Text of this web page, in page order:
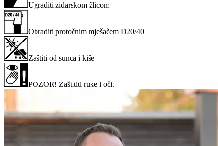
Ugraditi zidarskom žlicom
Obraditi protočnim mješačem D20/40
Zaštiti od sunca i kiše
POZOR! Zaštititi ruke i oči.